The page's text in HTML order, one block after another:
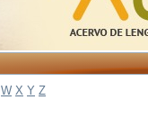
W X Y Z